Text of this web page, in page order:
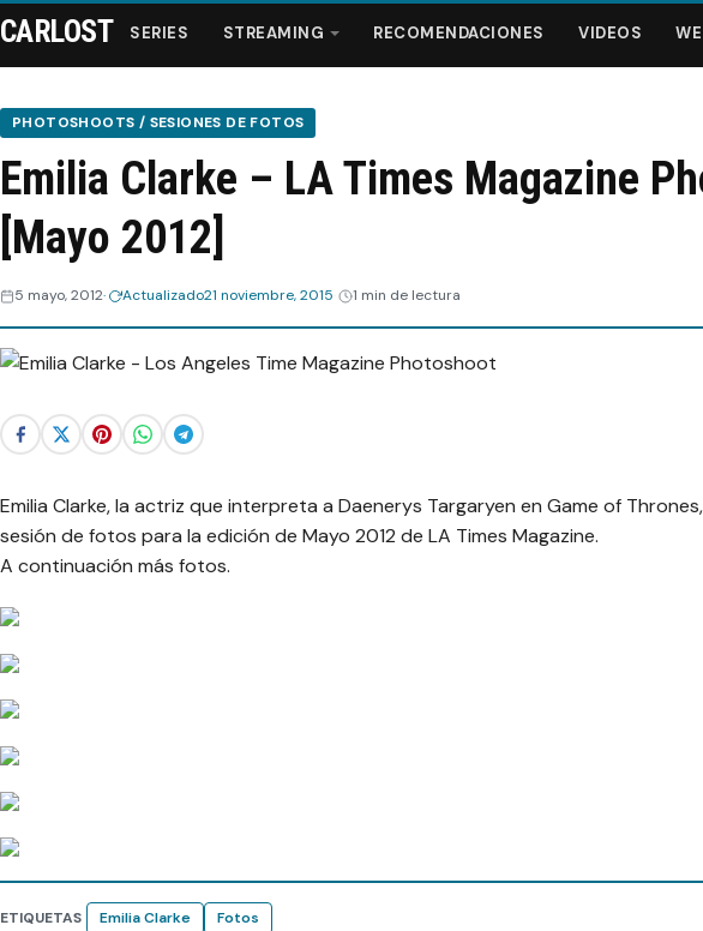
Series
Streaming
Webisodios
CARLOST SERIES STREAMING RECOMENDACIONES VIDEOS
PHOTOSHOOTS / SESIONES DE FOTOS
Emilia Clarke – LA Times Magazine
[Mayo 2012]
5 mayo, 2012 Actualizado21 noviembre, 2015 1 min de lectura
Emilia Clarke, la actriz que interpreta a Daenerys Targaryen en Game of
sesión de fotos para la edición de Mayo 2012 de LA Times Magazine.
A continuación más fotos.
ETIQUETAS Emilia Clarke Fotos